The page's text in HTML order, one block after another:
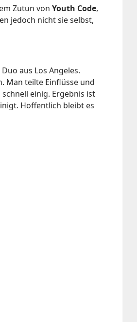
Zutun von Youth Code,
jedoch nicht sie selbst,
aus Los Angeles.
Man teilte Einflüsse und
einig. Ergebnis ist
Hoffentlich bleibt es